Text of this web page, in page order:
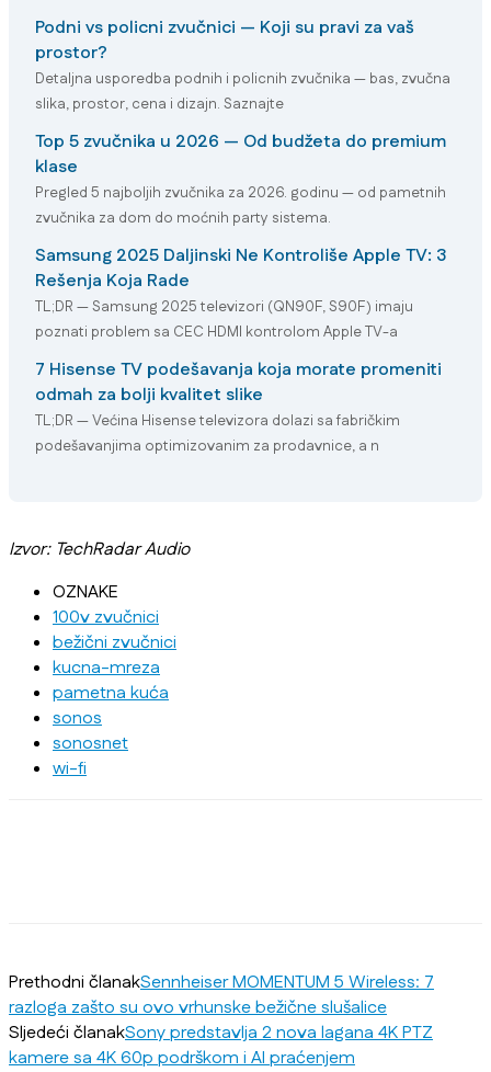
Podni vs policni zvučnici — Koji su pravi za vaš
prostor?
Detaljna usporedba podnih i policnih zvučnika — bas, zvučna
slika, prostor, cena i dizajn. Saznajte
Top 5 zvučnika u 2026 — Od budžeta do premium
klase
Pregled 5 najboljih zvučnika za 2026. godinu — od pametnih
zvučnika za dom do moćnih party sistema.
Samsung 2025 Daljinski Ne Kontroliše Apple TV: 3
Rešenja Koja Rade
TL;DR — Samsung 2025 televizori (QN90F, S90F) imaju
poznati problem sa CEC HDMI kontrolom Apple TV-a
7 Hisense TV podešavanja koja morate promeniti
odmah za bolji kvalitet slike
TL;DR — Većina Hisense televizora dolazi sa fabričkim
podešavanjima optimizovanim za prodavnice, a n
Izvor: TechRadar Audio
OZNAKE
100v zvučnici
bežični zvučnici
kucna-mreza
pametna kuća
sonos
sonosnet
wi-fi
Prethodni članakSennheiser MOMENTUM 5 Wireless: 7
razloga zašto su ovo vrhunske bežične slušalice
Sljedeći članakSony predstavlja 2 nova lagana 4K PTZ
kamere sa 4K 60p podrškom i AI praćenjem